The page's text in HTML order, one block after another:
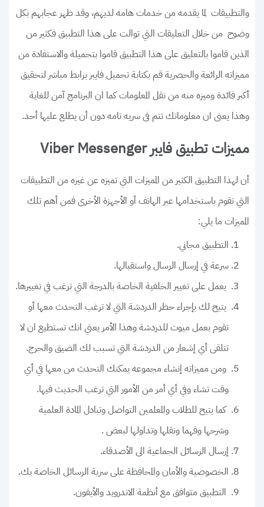
والتطبيقات لما يقدمه من خدمات هامه لديهم، وقد ظهر عجابهم بكل
وضوح من خلال التعليقات التي توالت على هذا التطبيق فكثير من
الذين قاموا بالتعليق على هذا التطبيق قاموا بتحميلة والاستفادة من
مميزاته الرائعة والحصرية قم بكتابة تحميل فايبر برابط مباشر لتحقيق
أكبر فائدة وميزه منه من نقل المعلومات كما ان البرنامج آمن للغاية
وهذا يعنى ان معلوماتك تتم فى سريه تامه دون أن يطلع عليها أحد.
مميزات تطبيق فايبر Viber Messenger
أن لهذا التطبيق الكثير من المميزات التي تميزه عن غيره من التطبيقات
التي تقوم باستخدامها عبر الهاتف أو الأجهزة الأخرى فمن أهم تلك
المميزات ما يلي:
التطبيق مجاني.
سرعة في إرسال الرسال واستقبالها.
يعمل على تغيير الخلفية الخاصة بالدرجة التي ترغب في تغييرها.
يتيح لك بإجراء حظر الدردشة التي لا ترغب التحدث معها أو
تقوم بعمل ميوت للدردشة وهذا الأمر يعني انك تستطيع ان لا
تتلقى أي إشعار من الدردشة التي تسبب لك الضيق والحرج.
ومن مميزاته إنشاء مجموعه يمكنك التحدث من معها في أي
وقت تشاء وفي أي أمر من الأمور التي ترغب الحديث فيها.
كما يتيح للطلاب والمعلمين التواصل وتبادل المادة العلمية
وشرحها وفهما ونقلها وتداولها لبعض .
إرسال الرسائل الجماعية الى الأصدقاء.
الخصوصية والأمان والمحافظة على سرية الرسائل الخاصة بك.
التطبيق متوافق مع أنظمة الاندرويد والأيفون.